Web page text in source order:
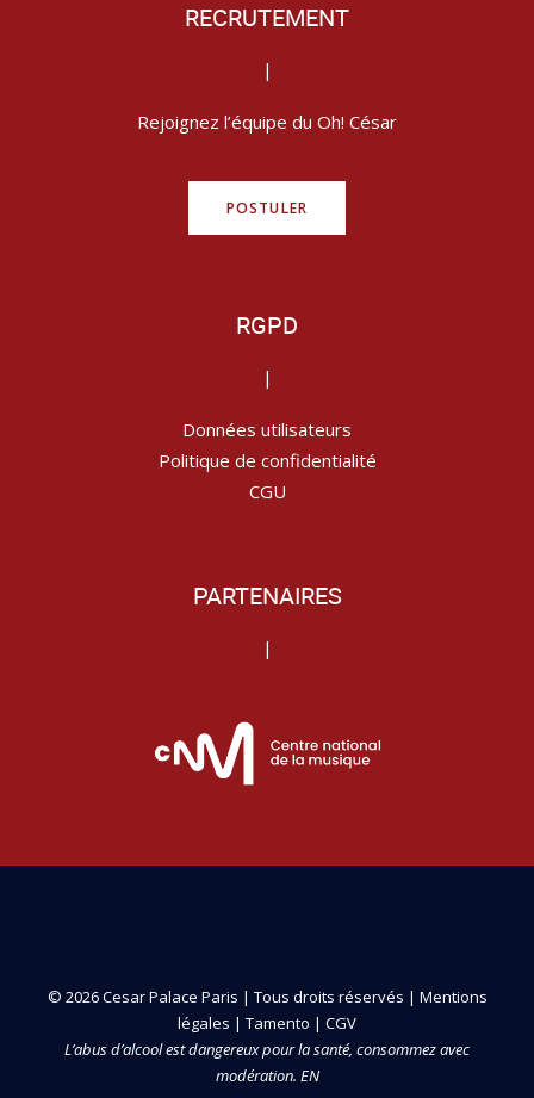
RECRUTEMENT
|
Rejoignez l’équipe du Oh! César
POSTULER
RGPD
|
Données utilisateurs
Politique de confidentialité
CGU
PARTENAIRES
|
© 2026 Cesar Palace Paris | Tous droits réservés | Mentions
légales | Tamento | CGV
L’abus d’alcool est dangereux pour la santé, consommez avec
modération. EN